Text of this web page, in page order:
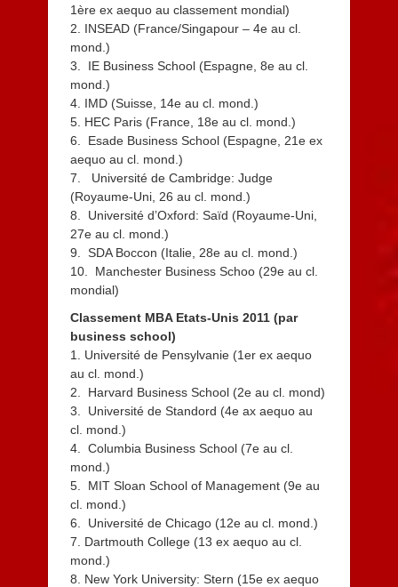
1ère ex aequo au classement mondial)
2. INSEAD (France/Singapour – 4e au cl.
mond.)
3. IE Business School (Espagne, 8e au cl.
mond.)
4. IMD (Suisse, 14e au cl. mond.)
5. HEC Paris (France, 18e au cl. mond.)
6. Esade Business School (Espagne, 21e ex
aequo au cl. mond.)
7. Université de Cambridge: Judge
(Royaume-Uni, 26 au cl. mond.)
8. Université d’Oxford: Saïd (Royaume-Uni,
27e au cl. mond.)
9. SDA Boccon (Italie, 28e au cl. mond.)
10. Manchester Business Schoo (29e au cl.
mondial)
Classement MBA Etats-Unis 2011 (par
business school)
1. Université de Pensylvanie (1er ex aequo
au cl. mond.)
2. Harvard Business School (2e au cl. mond)
3. Université de Standord (4e ax aequo au
cl. mond.)
4. Columbia Business School (7e au cl.
mond.)
5. MIT Sloan School of Management (9e au
cl. mond.)
6. Université de Chicago (12e au cl. mond.)
7. Dartmouth College (13 ex aequo au cl.
mond.)
8. New York University: Stern (15e ex aequo